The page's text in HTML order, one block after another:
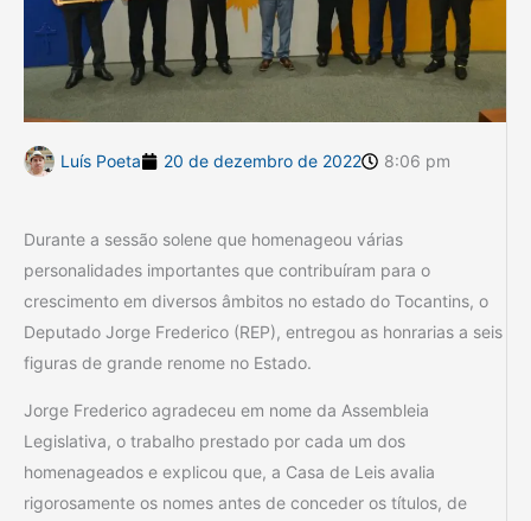
Luís Poeta 20 de dezembro de 2022 8:06 pm
Durante a sessão solene que homenageou várias
personalidades importantes que contribuíram para o
crescimento em diversos âmbitos no estado do Tocantins, o
Deputado Jorge Frederico (REP), entregou as honrarias a seis
figuras de grande renome no Estado.
Jorge Frederico agradeceu em nome da Assembleia
Legislativa, o trabalho prestado por cada um dos
homenageados e explicou que, a Casa de Leis avalia
rigorosamente os nomes antes de conceder os títulos, de